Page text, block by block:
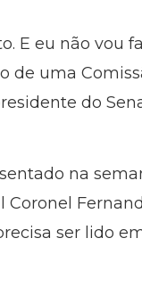
E eu não vou
de uma
do
na
ser lido